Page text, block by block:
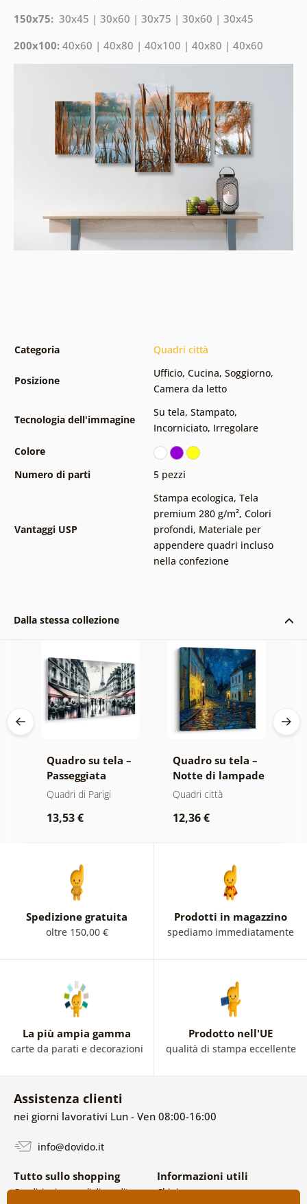
150x75: 30x45 | 30x60 | 30x75 | 30x60 | 30x45
200x100: 40x60 | 40x80 | 40x100 | 40x80 | 40x60
Categoria Quadri città
Posizione
Ufficio, Cucina, Soggiorno,
Camera da letto
Tecnologia dell'immagine
Su tela, Stampato,
Incorniciato, Irregolare
Colore
Numero di parti
5 pezzi
Vantaggi USP
Stampa ecologica, Tela
premium 280 g/m², Colori
profondi, Materiale per
appendere quadri incluso
nella confezione
Dalla stessa collezione
Quadro su tela –
Passeggiata
serale a Parigi
Quadri di Parigi
13,53 €
Quadro su tela –
Notte di lampade
luminose
Quadri città
12,36 €
Spedizione gratuita
oltre 150,00 €
Prodotti in magazzino
spediamo immediatamente
La più ampia gamma
carte da parati e decorazioni
Prodotto nell'UE
qualità di stampa eccellente
Assistenza clienti
nei giorni lavorativi Lun - Ven 08:00-16:00
info@dovido.it
Tutto sullo shopping
Condizioni generali di vendita e
Informazioni utili
Chi siamo